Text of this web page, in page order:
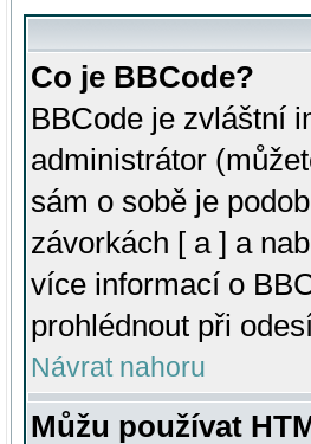
Co je BBCode?
BBCode je zvláštní
administrátor
sám o sobě je
závorkách [ a ] a
více informací o
prohlédnout při
Návrat nahoru
Můžu používat